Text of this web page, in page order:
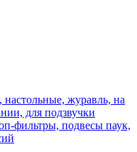
журавль, на
для подзвучки
фильтры, подвесы паук,